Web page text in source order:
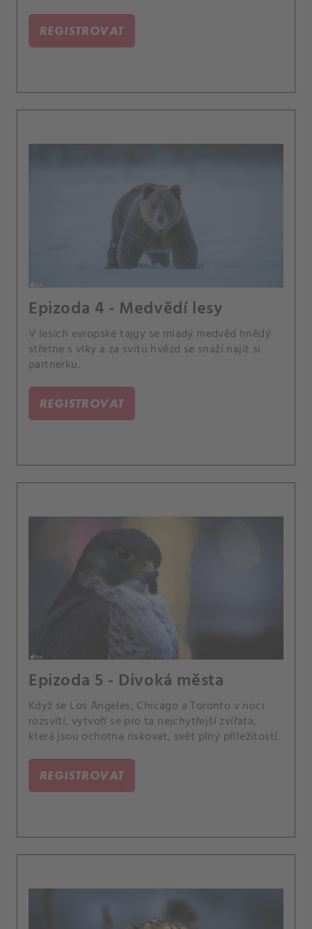
REGISTROVAT
Epizoda 4 - Medvědí lesy
V lesích evropské tajgy se mladý medvěd hnědý
střetne s vlky a za svitu hvězd se snaží najít si
partnerku.
REGISTROVAT
Epizoda 5 - Divoká města
Když se Los Angeles, Chicago a Toronto v noci
rozsvítí, vytvoří se pro ta nejchytřejší zvířata,
která jsou ochotna riskovat, svět plný příležitostí.
REGISTROVAT